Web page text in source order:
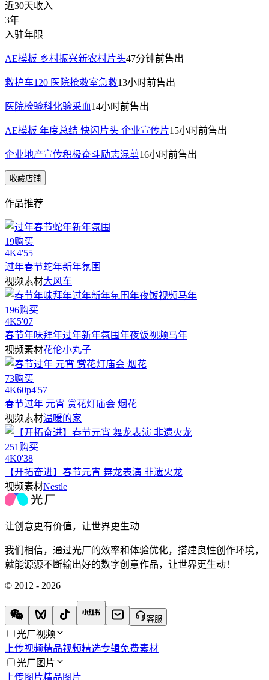
近30天收入
3年
入驻年限
AE模板 乡村振兴新农村片头47分钟前售出
救护车120 医院抢救室急救13小时前售出
医院检验科化验采血14小时前售出
AE模板 年度总结 快闪片头 企业宣传片15小时前售出
企业地产宣传积极奋斗励志混剪16小时前售出
收藏店铺
作品推荐
19购买
4K4'55
过年春节蛇年新年氛围
视频素材大风车
196购买
4K5'07
春节年味拜年过年新年氛围年夜饭视频马年
视频素材花伦小丸子
73购买
4K60p4'57
春节过年 元宵 赏花灯庙会 烟花
视频素材温暖的家
251购买
4K0'38
【开拓奋进】春节元宵 舞龙表演 非遗火龙
视频素材Nestle
让创意更有价值，让世界更生动
我们相信，通过光厂的效率和体验优化，搭建良性创作环境，
就能源源不断输出好的数字创意作品，让世界更生动！
© 2012 - 2026
客服
光厂视频
上传视频精品视频精选专辑免费素材
光厂图片
上传图片精品图片